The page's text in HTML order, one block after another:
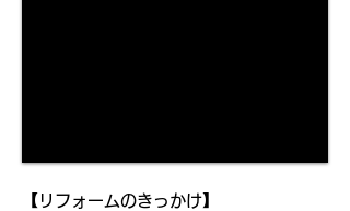
【リフォームのきっかけ】